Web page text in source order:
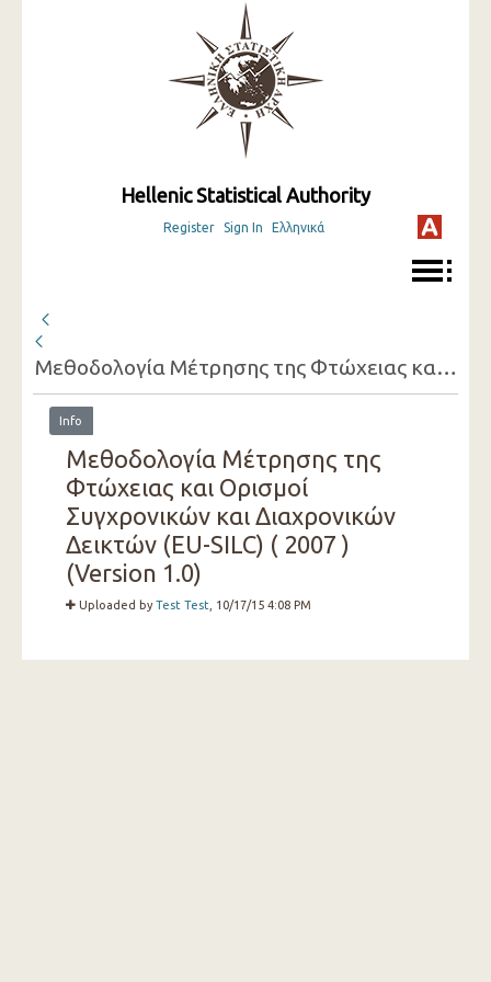
Hellenic Statistical Authority
Register Sign In Ελληνικά
Μεθοδολογία Μέτρησης της Φτώχειας και Ορισμοί Συγχρονικών και Διαχρονικών Δεικτών (EU-SILC) ( 2007 )
Info
Μεθοδολογία Μέτρησης της
Φτώχειας και Ορισμοί
Συγχρονικών και Διαχρονικών
Δεικτών (EU-SILC) ( 2007 )
(Version 1.0)
Uploaded byTest Test , 10/17/15 4:08 PM